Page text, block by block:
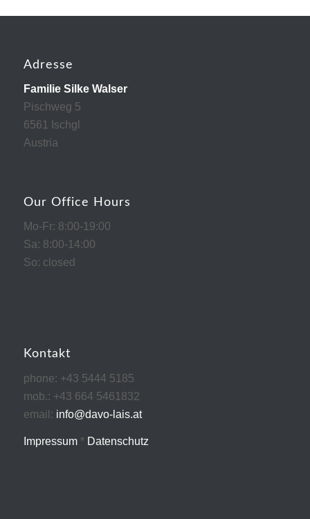
Adresse
Familie Silke Walser
Pischweg 5
6561 Ischgl
Austria
Our Office Hours
Mo-Fr: 8:00-19:00
Sa: 8:00-14:00
So: closed
Kontakt
phone: +43 5444 5185
mob.: +43 664 5461832
email: info@davo-lais.at
Impressum* Datenschutz